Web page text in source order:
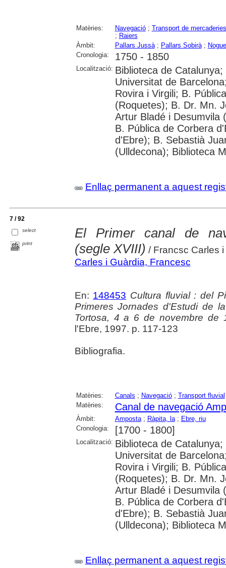
Matèries: Navegació; Transport de mercaderies
; Raiers
Àmbit:
Pallars Jussà; Pallars Sobirà;
Cronologia:
1750 - 1850
Localització: Biblioteca de
Universitat de
Rovira i Virgili; B.
(Roquetes); B. Dr. Mn.
Artur Bladé i Desumvila
B. Pública de Corbera
d'Ebre); B. Sebastià
(Ulldecona); Biblioteca
Enllaç permanent a aquest
7 / 92
select
print
El Primer canal de
(segle XVIII) / Francsc Carles
Carles i Guàrdia, Francesc
En: 148453 Cultura fluvial : del
Primeres Jornades d'Estudi de
Tortosa, 4 a 6 de novembre de
l'Ebre, 1997. p. 117-123
Bibliografia.
Matèries: Canals ; Navegació; Transport fluvial
Matèries:
Canal de navegació
Àmbit: Amposta; Ràpita, la; Ebre, riu
Cronologia:
[1700 - 1800]
Localització: Biblioteca de
Universitat de
Rovira i Virgili; B.
(Roquetes); B. Dr. Mn.
Artur Bladé i Desumvila
B. Pública de Corbera
d'Ebre); B. Sebastià
(Ulldecona); Biblioteca
Enllaç permanent a aquest